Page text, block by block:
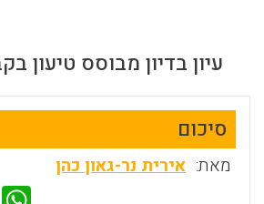
עיון בדיון מבוסס טיעון
סיכום
מאת: אירית נר-גאון כהן